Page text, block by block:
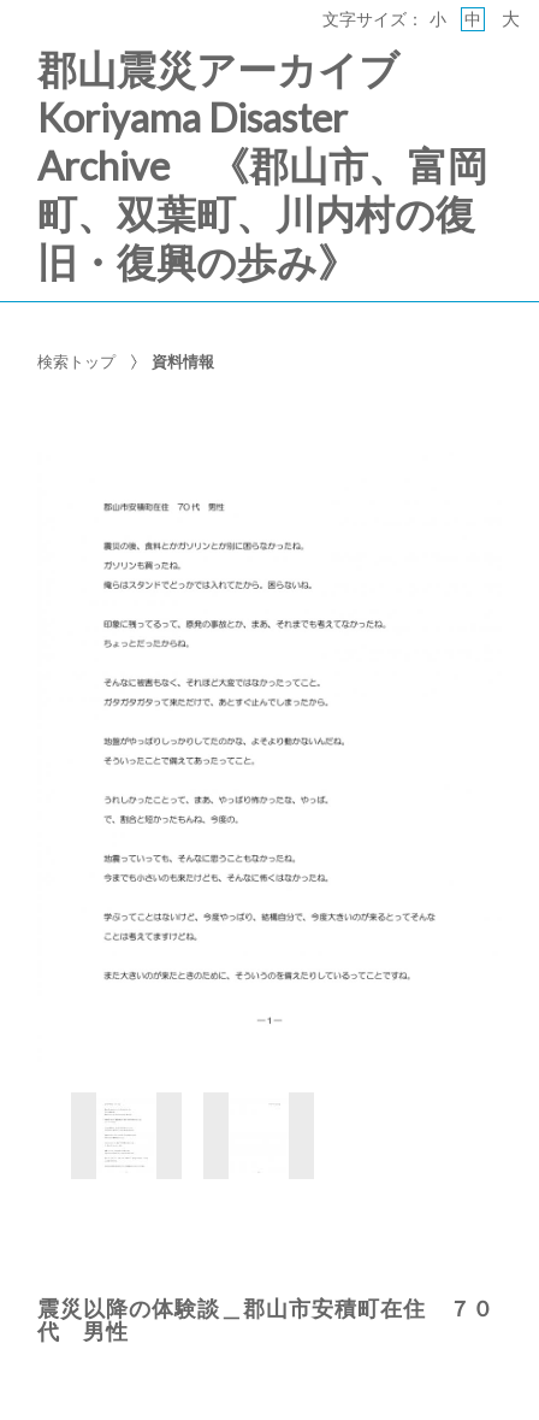
郡山震災アーカイブ
Koriyama Disaster
Archive 《郡山市、富岡
町、双葉町、川内村の復
旧・復興の歩み》
文字サイズ： 小 中 大
検索トップ 資料情報
震災以降の体験談＿郡山市安積町在住 ７０
代 男性